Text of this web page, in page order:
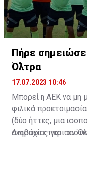
Πήρε
Όλτρα
17.07.2023 10:46
Μπορεί η ΑΕΚ να μη
φιλικά
(δύο ήττες, μια
ανησυχίας για τον
Διαβάστε